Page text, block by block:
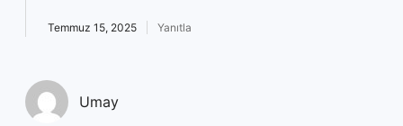
Temmuz 15, 2025 Yanıtla
Umay